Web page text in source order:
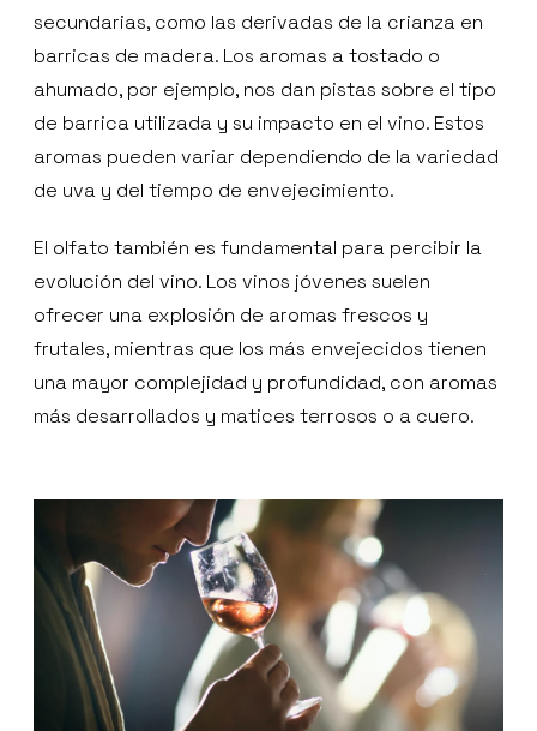
secundarias, como las derivadas de la crianza en
barricas de madera. Los aromas a tostado o
ahumado, por ejemplo, nos dan pistas sobre el tipo
de barrica utilizada y su impacto en el vino. Estos
aromas pueden variar dependiendo de la variedad
de uva y del tiempo de envejecimiento.
El olfato también es fundamental para percibir la
evolución del vino. Los vinos jóvenes suelen
ofrecer una explosión de aromas frescos y
frutales, mientras que los más envejecidos tienen
una mayor complejidad y profundidad, con aromas
más desarrollados y matices terrosos o a cuero.